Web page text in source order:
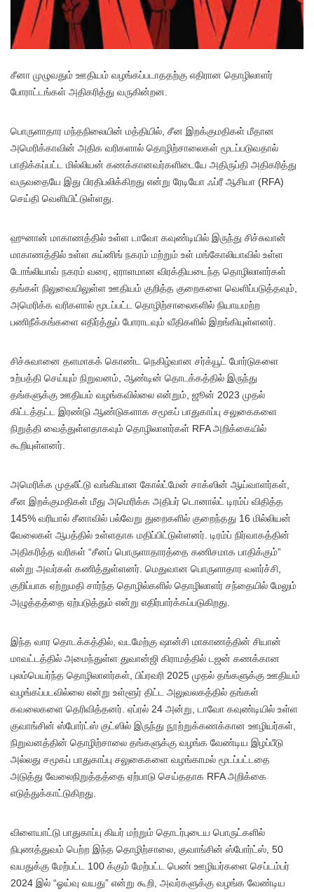
சீனா முழுவதும் ஊதியம் வழங்கப்படாததற்கு எதிரான தொழிலாளர்
போராட்டங்கள் அதிகரித்து வருகின்றன.
பொருளாதார மந்தநிலையின் மத்தியில், சீன இறக்குமதிகள் மீதான
அமெரிக்காவின் அதிக வரிகளால் தொழிற்சாலைகள் மூடப்படுவதால்
பாதிக்கப்பட்ட மில்லியன் கணக்கானவர்களிடையே அதிருப்தி அதிகரித்து
வருவதையே இது பிரதிபலிக்கிறது என்று ரேடியோ ஃப்ரீ ஆசியா (RFA)
செய்தி வெளியிட்டுள்ளது.
ஹுனான் மாகாணத்தில் உள்ள டாவோ கவுண்டியில் இருந்து சிச்சுவான்
மாகாணத்தில் உள்ள சுய்னிங் நகரம் மற்றும் உள் மங்கோலியாவில் உள்ள
டோங்லியாவ் நகரம் வரை, ஏராளமான விரக்தியடைந்த தொழிலாளர்கள்
தங்கள் நிலுவையிலுள்ள ஊதியம் குறித்த குறைகளை வெளிப்படுத்தவும்,
அமெரிக்க வரிகளால் மூடப்பட்ட தொழிற்சாலைகளில் நியாயமற்ற
பணிநீக்கங்களை எதிர்த்துப் போராடவும் வீதிகளில் இறங்கியுள்ளனர்.
சிச்சுவானை தளமாகக் கொண்ட நெகிழ்வான சர்க்யூட் போர்டுகளை
உற்பத்தி செய்யும் நிறுவனம், ஆண்டின் தொடக்கத்தில் இருந்து
தங்களுக்கு ஊதியம் வழங்கவில்லை என்றும், ஜூன் 2023 முதல்
கிட்டத்தட்ட இரண்டு ஆண்டுகளாக சமூகப் பாதுகாப்பு சலுகைகளை
நிறுத்தி வைத்துள்ளதாகவும் தொழிலாளர்கள் RFA அறிக்கையில்
கூறியுள்ளனர்.
அமெரிக்க முதலீட்டு வங்கியான கோல்ட்மேன் சாக்ஸின் ஆய்வாளர்கள்,
சீன இறக்குமதிகள் மீது அமெரிக்க அதிபர் டொனால்ட் டிரம்ப் விதித்த
145% வரியால் சீனாவில் பல்வேறு துறைகளில் குறைந்தது 16 மில்லியன்
வேலைகள் ஆபத்தில் உள்ளதாக மதிப்பிட்டுள்ளனர். டிரம்ப் நிர்வாகத்தின்
அதிகரித்த வரிகள் “சீனப் பொருளாதாரத்தை கணிசமாக பாதிக்கும்”
என்று அவர்கள் கணித்துள்ளனர். மெதுவான பொருளாதார வளர்ச்சி,
குறிப்பாக ஏற்றுமதி சார்ந்த தொழில்களில் தொழிலாளர் சந்தையில் மேலும்
அழுத்தத்தை ஏற்படுத்தும் என்று எதிர்பார்க்கப்படுகிறது.
இந்த வார தொடக்கத்தில், வடமேற்கு ஷான்சி மாகாணத்தின் சியான்
மாவட்டத்தில் அமைந்துள்ள துவான்ஜி கிராமத்தில் டஜன் கணக்கான
புலம்பெயர்ந்த தொழிலாளர்கள், பிப்ரவரி 2025 முதல் தங்களுக்கு ஊதியம்
வழங்கப்படவில்லை என்று உள்ளூர் திட்ட அலுவலகத்தில் தங்கள்
கவலைகளை தெரிவித்தனர். ஏப்ரல் 24 அன்று, டாவோ கவுண்டியில் உள்ள
குவாங்சின் ஸ்போர்ட்ஸ் குட்ஸில் இருந்து நூற்றுக்கணக்கான ஊழியர்கள்,
நிறுவனத்தின் தொழிற்சாலை தங்களுக்கு வழங்க வேண்டிய இழப்பீடு
அல்லது சமூகப் பாதுகாப்பு சலுகைகளை வழங்காமல் மூடப்பட்டதை
அடுத்து வேலைநிறுத்தத்தை ஏற்பாடு செய்ததாக RFA அறிக்கை
எடுத்துக்காட்டுகிறது.
விளையாட்டு பாதுகாப்பு கியர் மற்றும் தொடர்புடைய பொருட்களில்
நிபுணத்துவம் பெற்ற இந்த தொழிற்சாலை, குவாங்சின் ஸ்போர்ட்ஸ், 50
வயதுக்கு மேற்பட்ட 100 க்கும் மேற்பட்ட பெண் ஊழியர்களை செப்டம்பர்
2024 இல் “ஓய்வு வயது” என்று கூறி, அவர்களுக்கு வழங்க வேண்டிய